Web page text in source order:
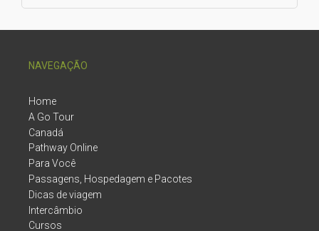
NAVEGAÇÃO
Home
A Go Tour
Canadá
Pathway Online
Para Você
Passagens, Hospedagem e Pacotes
Dicas de viagem
Intercâmbio
Cursos